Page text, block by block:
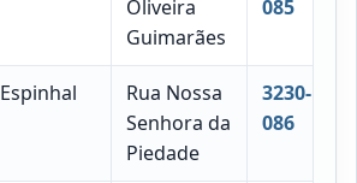
Oliveira
Guimarães
085
Espinhal
Rua Nossa
Senhora da
Piedade
3230-
086